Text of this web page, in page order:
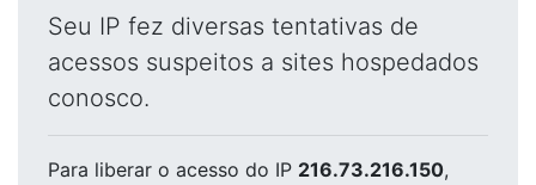
Seu IP fez diversas tentativas de
acessos suspeitos a sites hospedados
conosco.
Para liberar o acesso do IP 216.73.216.150,